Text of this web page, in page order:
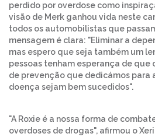
perdido por overdose como
visão de Merk ganhou vida neste
todos os automobilistas que
mensagem é clara: "Eliminar a
mas espero que seja também um
pessoas tenham esperança de que
de prevenção que dedicámos para
doença sejam bem sucedidos".
"A Roxie é a nossa forma de
overdoses de drogas", afirmou o